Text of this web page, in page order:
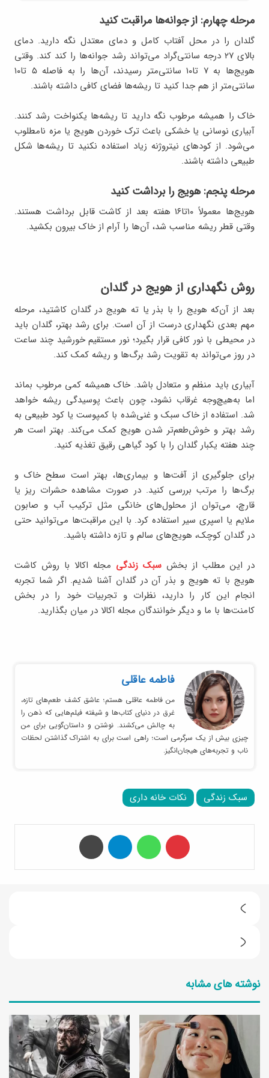
مرحله چهارم: از جوانه‌ها مراقبت کنید
گلدان را در محل آفتاب کامل و دمای معتدل نگه دارید. دمای
بالای ۲۷ درجه سانتی‌گراد می‌تواند رشد جوانه‌ها را کند کند. وقتی
هویج‌ها به ۷ تا۱۰ سانتی‌متر رسیدند، آن‌ها را به فاصله ۵ تا۱۰
سانتی‌متر از هم جدا کنید تا ریشه‌ها فضای کافی داشته باشند.
خاک را همیشه مرطوب نگه دارید تا ریشه‌ها یکنواخت رشد کنند.
آبیاری نوسانی یا خشکی باعث ترک خوردن هویج یا مزه نامطلوب
می‌شود. از کودهای نیتروژنه زیاد استفاده نکنید تا ریشه‌ها شکل
طبیعی داشته باشند.
مرحله پنجم: هویج را برداشت کنید
هویج‌ها معمولاً ۱۰تا۱۶ هفته بعد از کاشت قابل برداشت هستند.
وقتی قطر ریشه مناسب شد، آن‌ها را آرام از خاک بیرون بکشید.
روش نگهداری از هویج در گلدان
بعد از آن‌که هویج را با بذر یا ته هویج در گلدان کاشتید، مرحله
مهم بعدی نگهداری درست از آن است. برای رشد بهتر، گلدان باید
در محیطی با نور کافی قرار بگیرد؛ نور مستقیم خورشید چند ساعت
در روز می‌تواند به تقویت رشد برگ‌ها و ریشه کمک کند.
آبیاری باید منظم و متعادل باشد. خاک همیشه کمی مرطوب بماند
اما به‌هیچ‌وجه غرقاب نشود، چون باعث پوسیدگی ریشه خواهد
شد. استفاده از خاک سبک و غنی‌شده با کمپوست یا کود طبیعی به
رشد بهتر و خوش‌طعم‌تر شدن هویج کمک می‌کند. بهتر است هر
چند هفته یکبار گلدان را با کود گیاهی رقیق تغذیه کنید.
برای جلوگیری از آفت‌ها و بیماری‌ها، بهتر است سطح خاک و
برگ‌ها را مرتب بررسی کنید. در صورت مشاهده حشرات ریز یا
قارچ، می‌توان از محلول‌های خانگی مثل ترکیب آب و صابون
ملایم یا اسپری سیر استفاده کرد. با این مراقبت‌ها می‌توانید حتی
در گلدان کوچک، هویج‌های سالم و تازه داشته باشید.
در این مطلب از بخش سبک زندگی مجله اکالا با روش کاشت
هویج با ته هویج و بذر آن در گلدان آشنا شدیم. اگر شما تجربه
انجام این کار را دارید، نظرات و تجربیات خود را در بخش
کامنت‌ها با ما و دیگر خوانندگان مجله اکالا در میان بگذارید.
فاطمه عاقلی
من فاطمه عاقلی هستم؛ عاشق کشف طعم‌های تازه،
غرق در دنیای کتاب‌ها و شیفته فیلم‌هایی که ذهن را
به چالش می‌کشند. نوشتن و داستان‌گویی برای من
چیزی بیش از یک سرگرمی است؛ راهی است برای به اشتراک گذاشتن لحظات
ناب و تجربه‌های هیجان‌انگیز.
سبک زندگی نکات خانه داری
5
ا
ص
ش
ی
ه
ت
ر
نوشته های مشابه